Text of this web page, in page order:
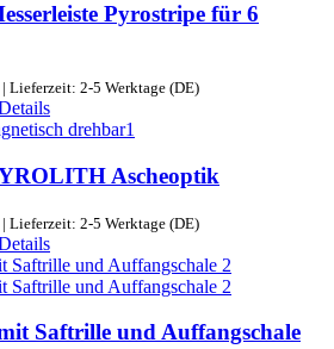
Pyrostripe für 6
Lieferzeit: 2-5 Werktage (DE)
Ascheoptik
Lieferzeit: 2-5 Werktage (DE)
Saftrille und Auffangschale